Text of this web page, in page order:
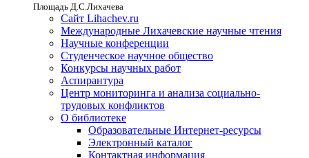
Площадь Д.С.Лихачева
Сайт Lihachev.ru
Международные Лихачевские научные чтения
Научные конференции
Студенческое научное общество
Конкурсы научных работ
Аспирантура
Центр мониторинга и анализа социально-
трудовых конфликтов
О библиотеке
Образовательные Интернет-ресурсы
Электронный каталог
Контактная информация